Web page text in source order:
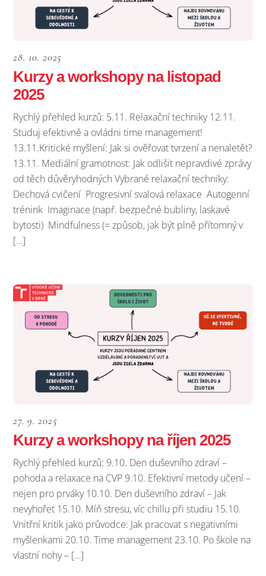
28. 10. 2025
Kurzy a workshopy na listopad
2025
Rychlý přehled kurzů: 5.11. Relaxační techniky 12.11.
Studuj efektivně a ovládni time management!
13.11.Kritické myšlení: Jak si ověřovat tvrzení a nenaletět?
13.11. Mediální gramotnost: Jak odlišit nepravdivé zprávy
od těch důvěryhodných Vybrané relaxační techniky:
Dechová cvičení Progresivní svalová relaxace Autogenní
trénink Imaginace (např. bezpečné bubliny, laskavé
bytosti) Mindfulness (= způsob, jak být plně přítomný v
[…]
27. 9. 2025
Kurzy a workshopy na říjen 2025
Rychlý přehled kurzů: 9.10. Den duševního zdraví –
pohoda a relaxace na CVP 9.10. Efektivní metody učení –
nejen pro prváky 10.10. Den duševního zdraví – Jak
nevyhořet 15.10. Míň stresu, víc chillu při studiu 15.10.
Vnitřní kritik jako průvodce: Jak pracovat s negativními
myšlenkami 20.10. Time management 23.10. Po škole na
vlastní nohy – […]